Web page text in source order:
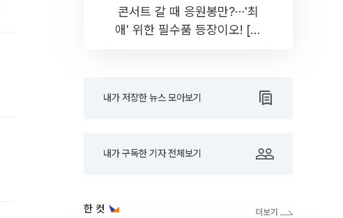
콘서트 갈 때 응원봉만?⋯'최
애' 위한 필수품 등장이오! [솔
내가 저장한 뉴스 모아보기
내가 구독한 기자 전체보기
한 컷